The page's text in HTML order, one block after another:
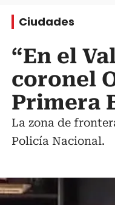
Ciudades
“En el
coronel
Primera
La zona de
Policía Nacional.